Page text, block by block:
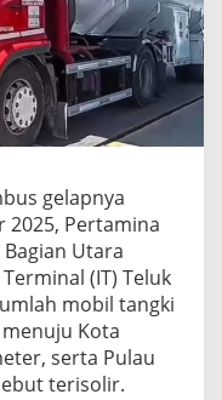
gelapnya
2025, Pertamina
Utara
(IT) Teluk
mobil tangki
Kota
serta Pulau
terisolir.